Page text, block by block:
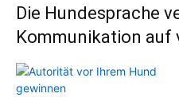
Die Hundesprache
Kommunikation auf